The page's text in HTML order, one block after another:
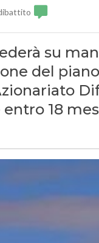
su
del
18